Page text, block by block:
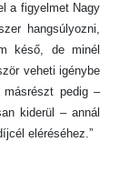
a figyelmet Nagy
hangsúlyozni,
késő, de minél
veheti igénybe
pedig –
kiderül – annál
eléréséhez.”